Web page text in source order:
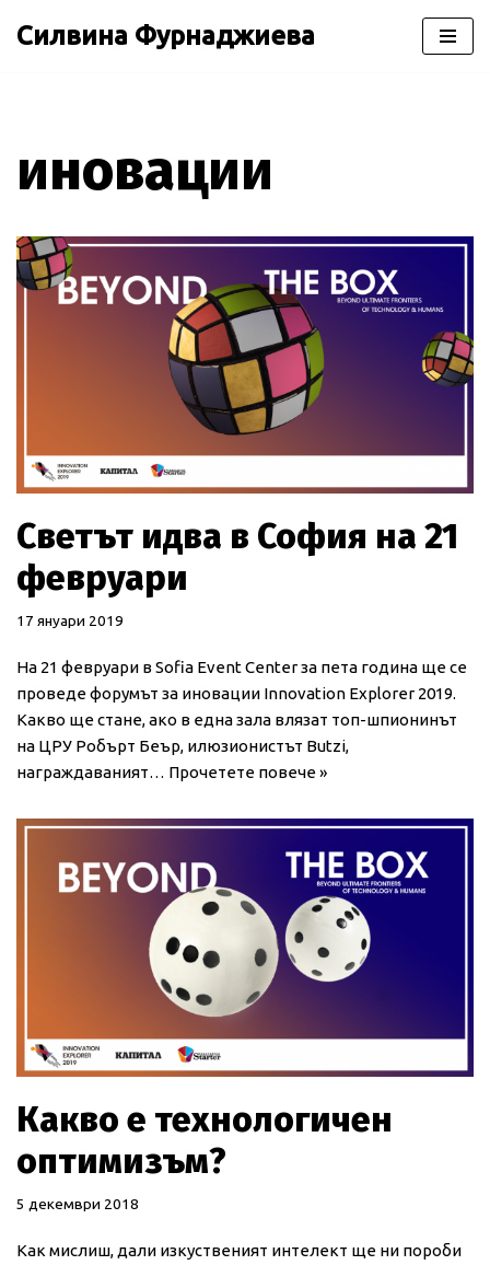
Силвина Фурнаджиева
иновации
Светът идва в София на 21
февруари
17 януари 2019
На 21 февруари в Sofia Event Center за пета година ще се
проведе форумът за иновации Innovation Explorer 2019.
Какво ще стане, ако в една зала влязат топ-шпионинът
на ЦРУ Робърт Беър, илюзионистът Butzi,
награждаваният… Прочетете повече »
Какво е технологичен
оптимизъм?
5 декември 2018
Как мислиш, дали изкуственият интелект ще ни пороби